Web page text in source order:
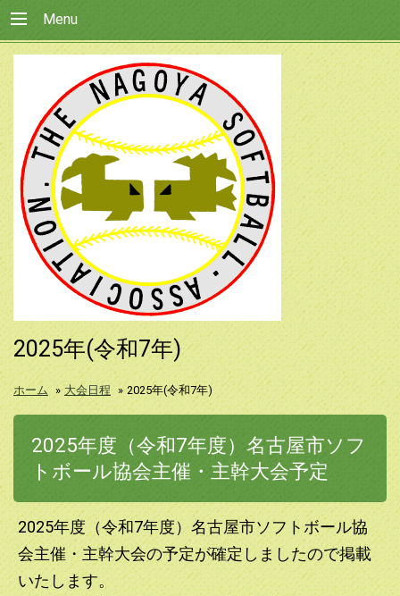
Menu
2025年(令和7年)
ホーム » 大会日程 » 2025年(令和7年)
2025年度（令和7年度）名古屋市ソフ
トボール協会主催・主幹大会予定
2025年度（令和7年度）名古屋市ソフトボール協
会主催・主幹大会の予定が確定しましたので掲載
いたします。